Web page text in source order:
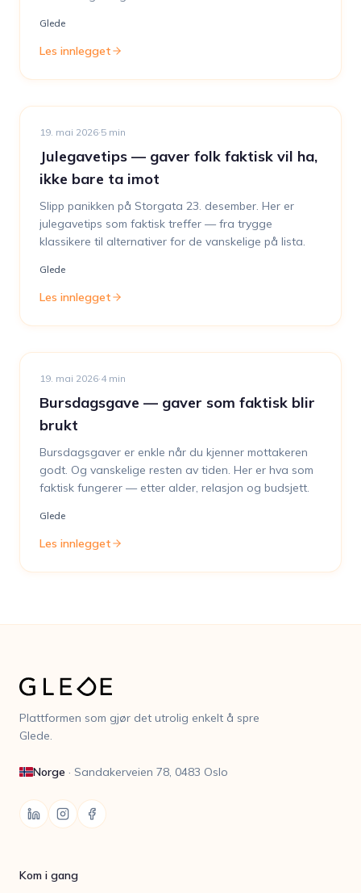
Glede
Les innlegget
19. mai 2026·5 min
Julegavetips — gaver folk faktisk vil ha,
ikke bare ta imot
Slipp panikken på Storgata 23. desember. Her er
julegavetips som faktisk treffer — fra trygge
klassikere til alternativer for de vanskelige på lista.
Glede
Les innlegget
19. mai 2026·4min
Bursdagsgave — gaver som faktisk blir
brukt
Bursdagsgaver er enkle når du kjenner mottakeren
godt. Og vanskelige resten av tiden. Her er hva som
faktisk fungerer — etter alder, relasjon og budsjett.
Glede
Les innlegget
Plattformen som gjør det utrolig enkelt å spre
Glede.
Norge · Sandakerveien 78, 0483 Oslo
Kom i gang